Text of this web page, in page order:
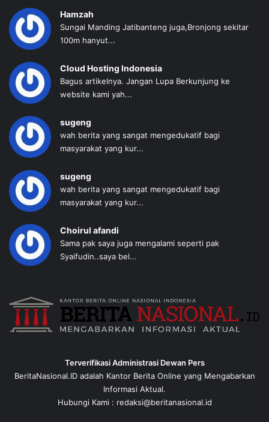
Hamzah
Sungai Manding Jatibanteng juga,Bronjong sekitar
100m hanyut...
Cloud Hosting Indonesia
Bagus artikelnya. Jangan Lupa Berkunjung ke
website kami yah...
sugeng
wah berita yang sangat mengedukatif bagi
masyarakat yang kur...
sugeng
wah berita yang sangat mengedukatif bagi
masyarakat yang kur...
Choirul afandi
Sama pak saya juga mengalami seperti pak
Syaifudin..saya bel...
Terverifikasi Administrasi Dewan Pers
BeritaNasional.ID adalah Kantor Berita Online yang Mengabarkan
Informasi Aktual.
Hubungi Kami : redaksi@beritanasional.id